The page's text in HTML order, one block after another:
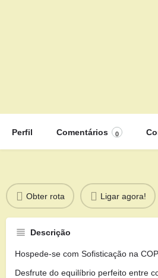
Perfil Comentários 0
Obter rota Ligar agora!
Descrição
Hospede-se com Sofisticação na
Desfrute do equilíbrio perfeito entre